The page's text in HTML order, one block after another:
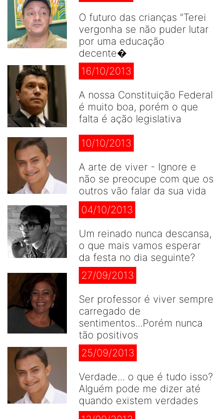
O futuro das crianças "Terei
vergonha se não puder lutar
por uma educação
decente�
16/10/2013
A nossa Constituição Federal
é muito boa, porém o que
falta é ação legislativa
10/10/2013
A arte de viver - Ignore e
não se preocupe com que os
outros vão falar da sua vida
04/10/2013
Um reinado nunca descansa,
o que mais vamos esperar
da festa no dia seguinte?
27/09/2013
Ser professor é viver sempre
carregado de
sentimentos...Porém nunca
tão positivos
25/09/2013
Verdade... o que é tudo isso?
Alguém pode me dizer até
quando existem verdades